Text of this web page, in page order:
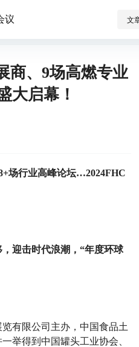
议 文
商、9场高燃专业
大启幕！
场行业高峰论坛…2024FHC
迎击时代浪潮，“年度环球
有限公司主办，中国食品土
举得到中国罐头工业协会、